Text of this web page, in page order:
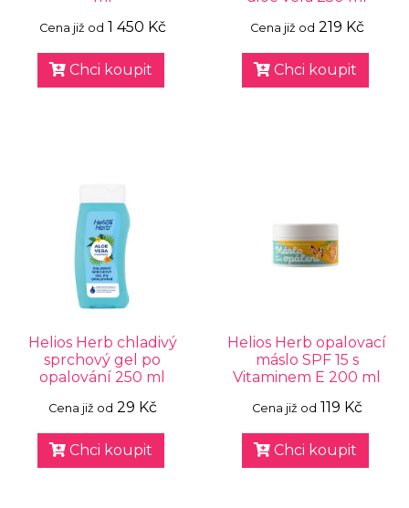
Cena již od 1 450 Kč
Chci koupit
Cena již od 219 Kč
Chci koupit
Helios Herb chladivý
sprchový gel po
opalování 250 ml
Cena již od 29 Kč
Chci koupit
Helios Herb opalovací
máslo SPF 15 s
Vitaminem E 200 ml
Cena již od 119 Kč
Chci koupit